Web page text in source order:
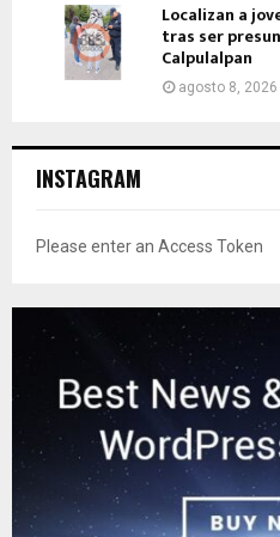
Localizan a
tras ser
Calpulalpan
agosto 8, 2026
INSTAGRAM
Please enter an Access Token